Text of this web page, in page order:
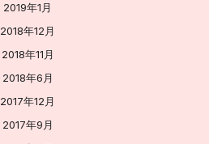
2019年1月
2018年12月
2018年11月
2018年6月
2017年12月
2017年9月